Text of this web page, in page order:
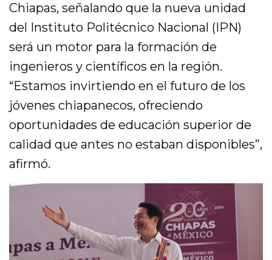
Chiapas, señalando que la nueva unidad
del Instituto Politécnico Nacional (IPN)
será un motor para la formación de
ingenieros y científicos en la región.
“Estamos invirtiendo en el futuro de los
jóvenes chiapanecos, ofreciendo
oportunidades de educación superior de
calidad que antes no estaban disponibles”,
afirmó.